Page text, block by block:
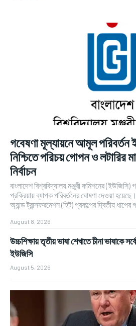
গবেষণা মূল্যায়নে আমূল পরিবর্তন
নিশ্চিতে পরিচয় গোপন ও লটারির
নির্বাচন
বাংলাদেশ বিশ্ববিদ্যালয় মঞ্জুরী কমিশনের (ইউজিসি)
প্রক্রিয়ায় ব্যাপক পরিবর্তনের ঘোষণা দেওয়া
অ্যান্ড ট্রান্সফরমেশন (হিট) প্রকল্পের দ্বিতীয় ধাপের
August 8, 2026
উচ্চশিক্ষায় তৃতীয় ভাষা শেখাতে চীনা ভাষাকে
ইউজিসি
August 5, 2026